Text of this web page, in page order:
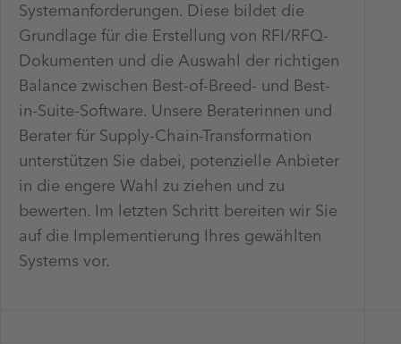
Systemanforderungen. Diese bildet die
Grundlage für die Erstellung von RFI/RFQ-
Dokumenten und die Auswahl der richtigen
Balance zwischen Best-of-Breed- und Best-
in-Suite-Software. Unsere Beraterinnen und
Berater für Supply-Chain-Transformation
unterstützen Sie dabei, potenzielle Anbieter
in die engere Wahl zu ziehen und zu
bewerten. Im letzten Schritt bereiten wir Sie
auf die Implementierung Ihres gewählten
Systems vor.